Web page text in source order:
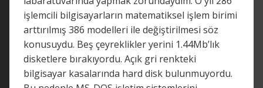
işlemcili bilgisayarların matematiksel işlem birimi
arttırılmış 386 modelleri ile değiştirilmesi söz
konusuydu. Beş çeyreklikler yerini 1.44Mb’lık
disketlere bırakıyordu. Açık gri renkteki
bilgisayar kasalarında hard disk bulunmuyordu.